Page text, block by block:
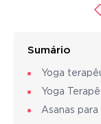
Sumário
Yoga
Yoga
Asanas